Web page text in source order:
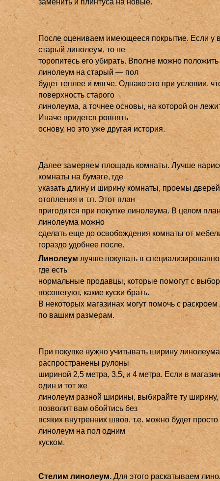
После оцениваем имеющееся покрытие. Если у
старый линолеум, то не
торопитесь его убирать. Вполне можно
линолеум на старый — пол
будет теплее и мягче. Однако это при условии,
поверхность старого
линолеума, а точнее основы, на которой он
Иначе придется ровнять
основу, но это уже другая история.
Далее замеряем площадь комнаты. Лучше
комнаты на бумаге, где
указать длину и ширину комнаты, проемы
отопления и т.п. Этот план
пригодится при покупке линолеума. В целом
линолеума можно
сделать еще до освобождения комнаты от
гораздо удобнее после.
Линолеум лучше покупать в
где есть
нормальные продавцы, которые помогут с
посоветуют, какие куски брать.
В некоторых магазинах могут помочь с
по вашим размерам.
При покупке нужно учитывать ширину
распространены рулоны
шириной 2,5 метра, 3,5, и 4 метра. Если в
один и тот же
линолеум разной ширины, выбирайте ту ширину,
позволит вам обойтись без
всяких внутренних швов, т.е. можно будет
линолеум на пол одним
куском.
Стелим линолеум. Для этого раскатываем